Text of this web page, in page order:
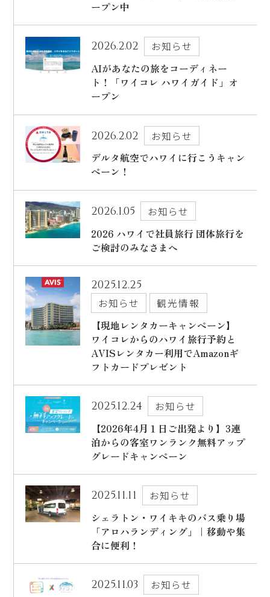
ープン中
2026.2.02
お知らせ
AIがあなたの旅をコーディネー
ト！「ワイコレ ハワイガイド」オ
ープン
2026.2.02
お知らせ
デルタ航空でハワイに行こうキャン
ペーン！
2026.1.05
お知らせ
2026 ハワイで社員旅行 団体旅行を
ご検討のみなさまへ
2025.12.25
お知らせ
観光情報
【現地レンタカーキャンペーン】
ワイコレからのハワイ旅行予約と
AVISレンタカー利用でAmazonギ
フトカードプレゼント
2025.12.24
お知らせ
【2026年4月１日ご出発より】3連
泊からの客室ワンランク無料アップ
グレードキャンペーン
2025.11.11
お知らせ
シェラトン・ワイキキのバス乗り場
「アロハランディング」｜移動や集
合に便利！
2025.11.03
お知らせ